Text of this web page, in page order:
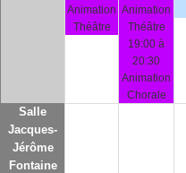
Animation
Théâtre
Animation
Théâtre
19:00 à
20:30
Animation
Chorale
Salle
Jacques-
Jérôme
Fontaine